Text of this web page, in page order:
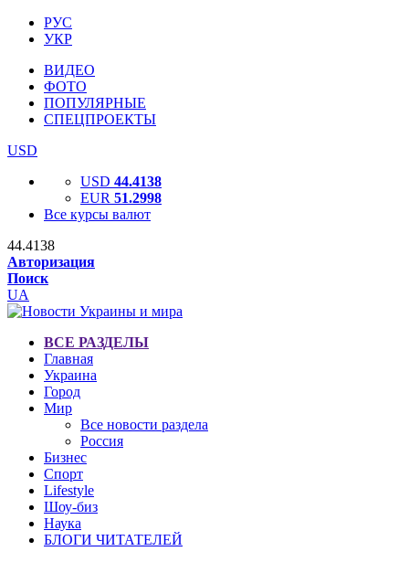
РУС
УКР
ВИДЕО
ФОТО
ПОПУЛЯРНЫЕ
СПЕЦПРОЕКТЫ
USD
USD 44.4138
EUR 51.2998
Все курсы валют
44.4138
Авторизация
Поиск
UA
ВСЕ РАЗДЕЛЫ
Главная
Украина
Город
Мир
Все новости раздела
Россия
Бизнес
Спорт
Lifestyle
Шоу-биз
Наука
БЛОГИ ЧИТАТЕЛЕЙ